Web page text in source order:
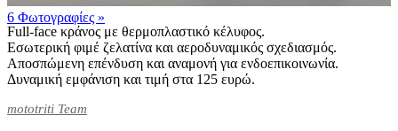
6 Φωτογραφίες »
Full-face κράνος με θερμοπλαστικό κέλυφος.
Εσωτερική φιμέ ζελατίνα και αεροδυναμικός σχεδιασμός.
Αποσπώμενη επένδυση και αναμονή για ενδοεπικοινωνία.
Δυναμική εμφάνιση και τιμή στα 125 ευρώ.
mototriti Team